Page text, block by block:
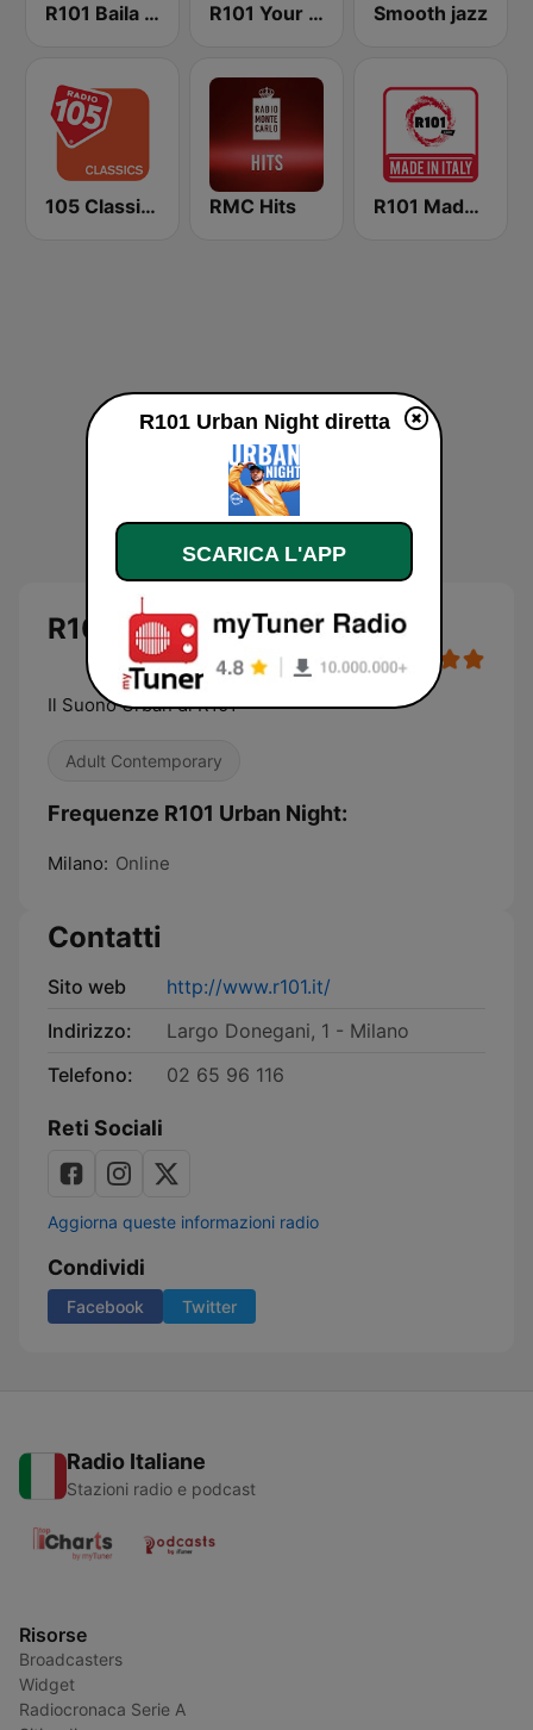
R101 Baila Baila R101 Your Love Smooth jazz
105 Classics RMC Hits R101 Made In Italy
R101 Urban Night diretta
Il Suono Urban di R101
Adult Contemporary
Frequenze R101 Urban Night:
Milano: Online
Contatti
Sito web
http://www.r101.it/
Indirizzo:
Largo Donegani, 1 - Milano
Telefono:
02 65 96 116
Reti Sociali
Aggiorna queste informazioni radio
Condividi
Facebook Twitter
Radio Italiane
Stazioni radio e podcast
Risorse
Broadcasters
Widget
Radiocronaca Serie A
R101 Urban Night diretta
SCARICA L'APP